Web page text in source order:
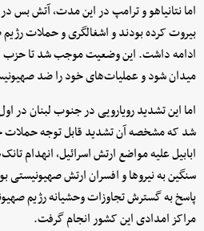
اما نتانیاهو و ترامپ در این مدت، آتش بس
بیروت کرده بودند و اشغالگری و حملات
ادامه داشت. این وضعیت موجب شد تا حزب
میدان شود و عملیات‌های خود را ضد
اما این تشدید رویارویی در جنوب لبنان در
شد که مشخصه آن تشدید قابل توجه حملات
ابابیل علیه مواضع ارتش اسرائیل، انهدام
سنگین به نیروها و افسران ارتش صهیونیستی
پاسخ به گسترش تجاوزات وحشیانه رژیم
مراکز امدادی این کشور انجام گرفت.